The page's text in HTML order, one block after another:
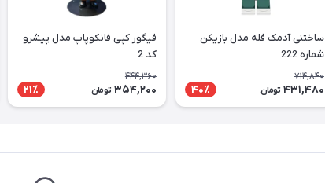
ساختنی آدمک فله مدل بازیکن
شماره 222
714,840
431,480 تومان 40٪
فیگور کپی فانکوپاپ مدل پیشرو
کد 2
444,360
354,200 تومان 21٪